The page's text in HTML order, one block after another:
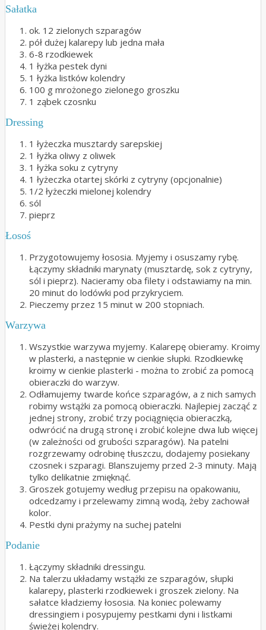
Sałatka
ok. 12 zielonych szparagów
pół dużej kalarepy lub jedna mała
6-8 rzodkiewek
1 łyżka pestek dyni
1 łyżka listków kolendry
100 g mrożonego zielonego groszku
1 ząbek czosnku
Dressing
1 łyżeczka musztardy sarepskiej
1 łyżka oliwy z oliwek
1 łyżka soku z cytryny
1 łyżeczka otartej skórki z cytryny (opcjonalnie)
1/2 łyżeczki mielonej kolendry
sól
pieprz
Łosoś
Przygotowujemy łososia. Myjemy i osuszamy rybę.
Łączymy składniki marynaty (musztardę, sok z cytryny,
sól i pieprz). Nacieramy oba filety i odstawiamy na min.
20 minut do lodówki pod przykryciem.
Pieczemy przez 15 minut w 200 stopniach.
Warzywa
Wszystkie warzywa myjemy. Kalarepę obieramy. Kroimy
w plasterki, a następnie w cienkie słupki. Rzodkiewkę
kroimy w cienkie plasterki - można to zrobić za pomocą
obieraczki do warzyw.
Odłamujemy twarde końce szparagów, a z nich samych
robimy wstążki za pomocą obieraczki. Najlepiej zacząć z
jednej strony, zrobić trzy pociągnięcia obieraczką,
odwrócić na drugą stronę i zrobić kolejne dwa lub więcej
(w zależności od grubości szparagów). Na patelni
rozgrzewamy odrobinę tłuszczu, dodajemy posiekany
czosnek i szparagi. Blanszujemy przed 2-3 minuty. Mają
tylko delikatnie zmięknąć.
Groszek gotujemy według przepisu na opakowaniu,
odcedzamy i przelewamy zimną wodą, żeby zachował
kolor.
Pestki dyni prażymy na suchej patelni
Podanie
Łączymy składniki dressingu.
Na talerzu układamy wstążki ze szparagów, słupki
kalarepy, plasterki rzodkiewek i groszek zielony. Na
sałatce kładziemy łososia. Na koniec polewamy
dressingiem i posypujemy pestkami dyni i listkami
świeżej kolendry.